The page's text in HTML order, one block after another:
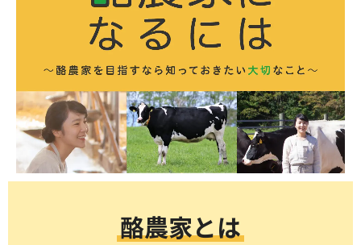
酪農家とは